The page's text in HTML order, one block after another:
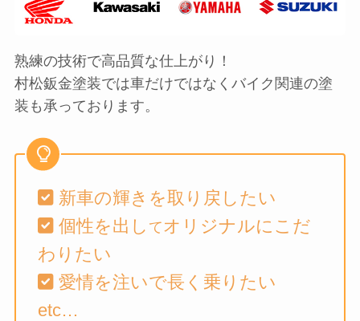
熟練の技術で高品質な仕上がり！
村松鈑金塗装では車だけではなくバイク関連の塗
装も承っております。
新車の輝きを取り戻したい
個性を出し てオリジナルにこだ
わりたい
愛情を注いで長く乗りたい
etc…